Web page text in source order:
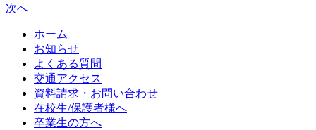
次へ
ホーム
お知らせ
よくある質問
交通アクセス
資料請求・お問い合わせ
在校生/保護者様へ
卒業生の方へ